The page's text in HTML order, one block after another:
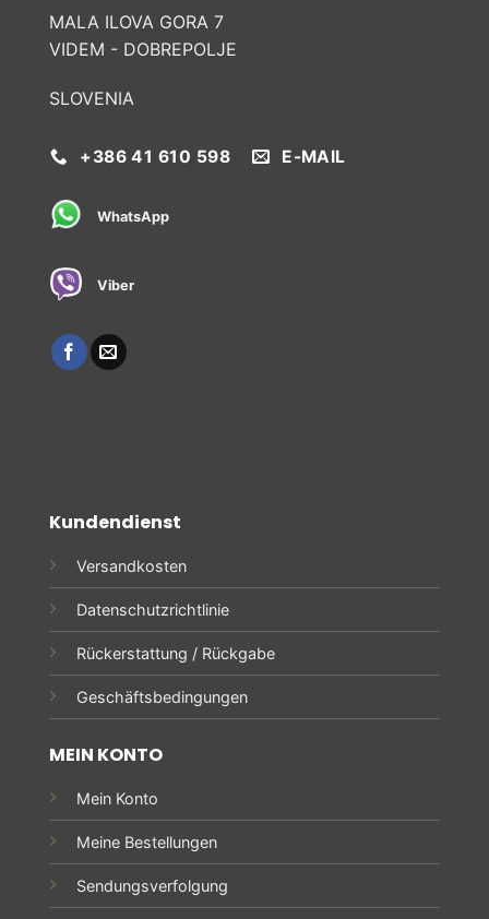
MALA ILOVA GORA 7
VIDEM - DOBREPOLJE
SLOVENIA
+386 41 610 598 E-MAIL
WhatsApp
Viber
Kundendienst
Versandkosten
Datenschutzrichtlinie
Rückerstattung / Rückgabe
Geschäftsbedingungen
MEIN KONTO
Mein Konto
Meine Bestellungen
Sendungsverfolgung